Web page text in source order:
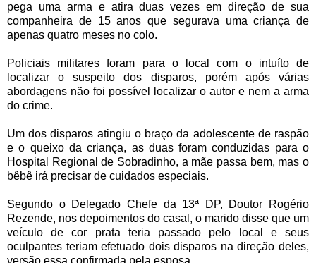
pega uma arma e atira duas vezes em direção de sua
companheira de 15 anos que segurava uma criança de
apenas quatro meses no colo.
Policiais militares foram para o local com o intuíto de
localizar o suspeito dos disparos, porém após várias
abordagens não foi possível localizar o autor e nem a arma
do crime.
Um dos disparos atingiu o braço da adolescente de raspão
e o queixo da criança, as duas foram conduzidas para o
Hospital Regional de Sobradinho, a mãe passa bem, mas o
bêbê irá precisar de cuidados especiais.
Segundo o Delegado Chefe da 13ª DP, Doutor Rogério
Rezende, nos depoimentos do casal, o marido disse que um
veículo de cor prata teria passado pelo local e seus
oculpantes teriam efetuado dois disparos na direção deles,